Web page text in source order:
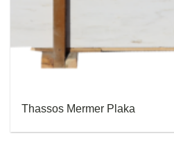
Thassos Mermer Plaka